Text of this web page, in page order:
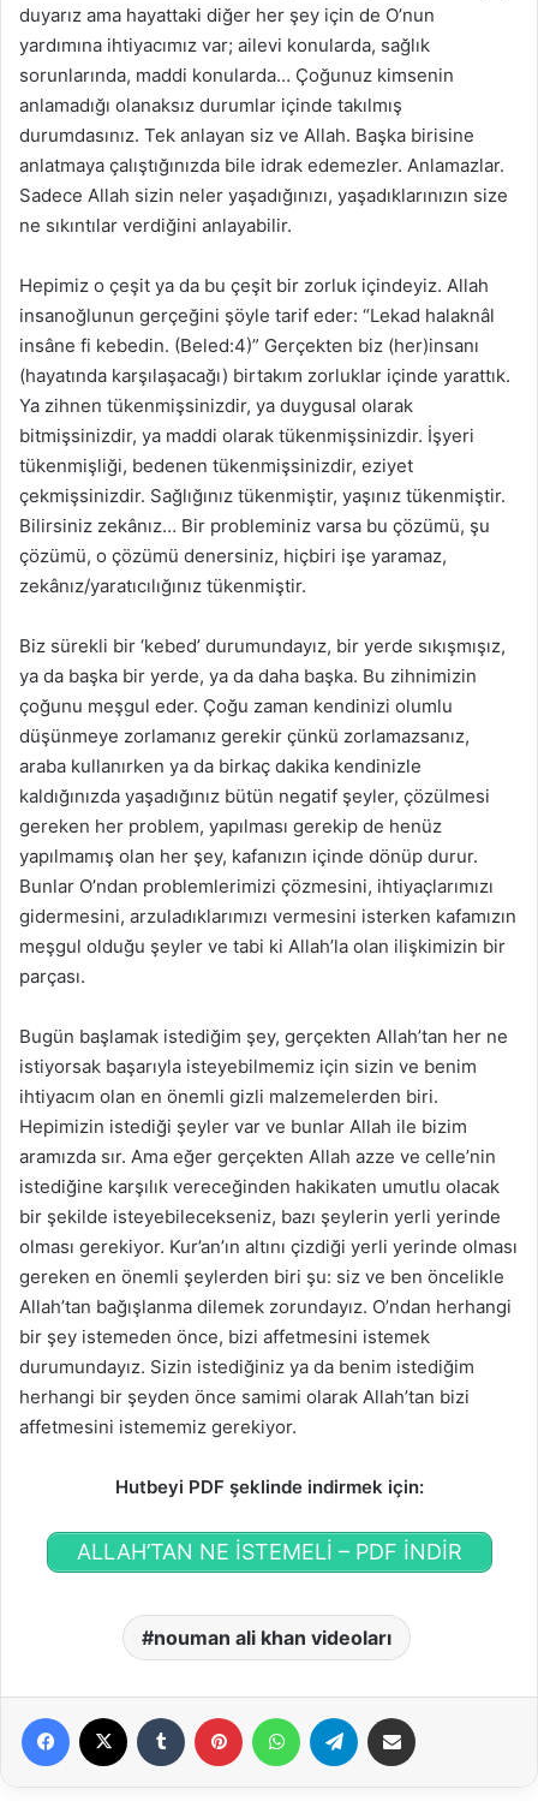
duyarız ama hayattaki diğer her şey için de O’nun
yardımına ihtiyacımız var; ailevi konularda, sağlık
sorunlarında, maddi konularda… Çoğunuz kimsenin
anlamadığı olanaksız durumlar içinde takılmış
durumdasınız. Tek anlayan siz ve Allah. Başka birisine
anlatmaya çalıştığınızda bile idrak edemezler. Anlamazlar.
Sadece Allah sizin neler yaşadığınızı, yaşadıklarınızın size
ne sıkıntılar verdiğini anlayabilir.
Hepimiz o çeşit ya da bu çeşit bir zorluk içindeyiz. Allah
insanoğlunun gerçeğini şöyle tarif eder: “Lekad halaknâl
insâne fi kebedin. (Beled:4)” Gerçekten biz (her)insanı
(hayatında karşılaşacağı) birtakım zorluklar içinde yarattık.
Ya zihnen tükenmişsinizdir, ya duygusal olarak
bitmişsinizdir, ya maddi olarak tükenmişsinizdir. İşyeri
tükenmişliği, bedenen tükenmişsinizdir, eziyet
çekmişsinizdir. Sağlığınız tükenmiştir, yaşınız tükenmiştir.
Bilirsiniz zekânız… Bir probleminiz varsa bu çözümü, şu
çözümü, o çözümü denersiniz, hiçbiri işe yaramaz,
zekânız/yaratıcılığınız tükenmiştir.
Biz sürekli bir ‘kebed’ durumundayız, bir yerde sıkışmışız,
ya da başka bir yerde, ya da daha başka. Bu zihnimizin
çoğunu meşgul eder. Çoğu zaman kendinizi olumlu
düşünmeye zorlamanız gerekir çünkü zorlamazsanız,
araba kullanırken ya da birkaç dakika kendinizle
kaldığınızda yaşadığınız bütün negatif şeyler, çözülmesi
gereken her problem, yapılması gerekip de henüz
yapılmamış olan her şey, kafanızın içinde dönüp durur.
Bunlar O’ndan problemlerimizi çözmesini, ihtiyaçlarımızı
gidermesini, arzuladıklarımızı vermesini isterken kafamızın
meşgul olduğu şeyler ve tabi ki Allah’la olan ilişkimizin bir
parçası.
Bugün başlamak istediğim şey, gerçekten Allah’tan her ne
istiyorsak başarıyla isteyebilmemiz için sizin ve benim
ihtiyacım olan en önemli gizli malzemelerden biri.
Hepimizin istediği şeyler var ve bunlar Allah ile bizim
aramızda sır. Ama eğer gerçekten Allah azze ve celle’nin
istediğine karşılık vereceğinden hakikaten umutlu olacak
bir şekilde isteyebilecekseniz, bazı şeylerin yerli yerinde
olması gerekiyor. Kur’an’ın altını çizdiği yerli yerinde olması
gereken en önemli şeylerden biri şu: siz ve ben öncelikle
Allah’tan bağışlanma dilemek zorundayız. O’ndan herhangi
bir şey istemeden önce, bizi affetmesini istemek
durumundayız. Sizin istediğiniz ya da benim istediğim
herhangi bir şeyden önce samimi olarak Allah’tan bizi
affetmesini istememiz gerekiyor.
Hutbeyi PDF şeklinde indirmek için:
ALLAH’TAN NE İSTEMELİ – PDF İNDİR
nouman ali khan videoları